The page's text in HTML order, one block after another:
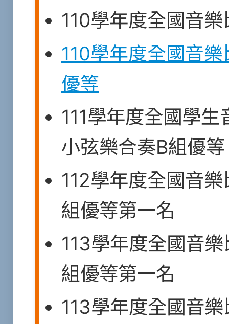
110學年度全國音
110學年度全國音
優等
111學年度全國學
小弦樂合奏B組優等
112學年度全國音
組優等第一名
113學年度全國音
組優等第一名
113學年度全國音